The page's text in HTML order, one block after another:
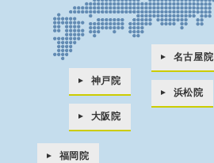
名古屋院
浜松院
神戸院
大阪院
福岡院